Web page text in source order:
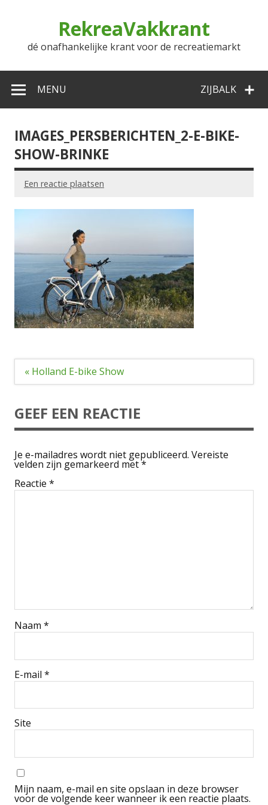
RekreaVakkrant
dé onafhankelijke krant voor de recreatiemarkt
ZIJBALK
MENU
IMAGES_PERSBERICHTEN_2-E-BIKE-
SHOW-BRINKE
Een reactie plaatsen
Bericht
« Holland E-bike Show
GEEF EEN REACTIE
Je e-mailadres wordt niet gepubliceerd. Vereiste
velden zijn gemarkeerd met*
Reactie *
Naam *
E-mail *
Site
Mijn naam, e-mail en site opslaan in deze browser
voor de volgende keer wanneer ik een reactie plaats.